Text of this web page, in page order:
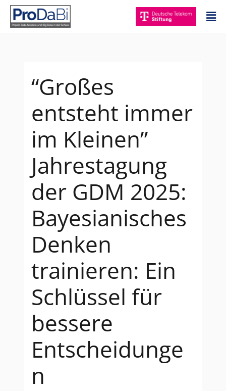
Zum
Inhalt
springen
“Großes
entsteht immer
im Kleinen”
Jahrestagung
der GDM 2025:
Bayesianisches
Denken
trainieren: Ein
Schlüssel für
bessere
Entscheidunge
n